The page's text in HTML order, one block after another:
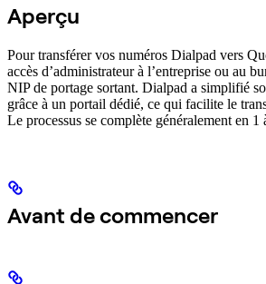
Aperçu
Pour transférer vos numéros Dialpad vers
accès d’administrateur à l’entreprise ou au
NIP de portage sortant. Dialpad a simplifié
grâce à un portail dédié, ce qui facilite le
Le processus se complète généralement en 1
Avant de commencer